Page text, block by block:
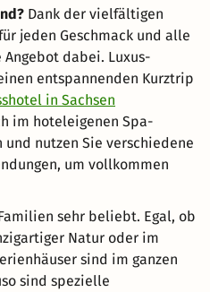
Dank der vielfältigen
jeden Geschmack und alle
dabei. Luxus-
entspannenden Kurztrip
in Sachsen
im hoteleigenen Spa-
nutzen Sie verschiedene
um vollkommen
sehr beliebt. Egal, ob
Natur oder im
sind im ganzen
sind spezielle